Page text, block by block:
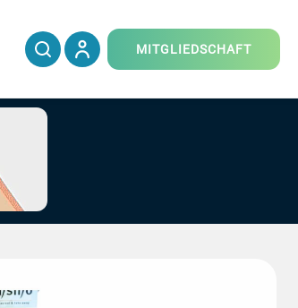
MITGLIEDSCHAFT